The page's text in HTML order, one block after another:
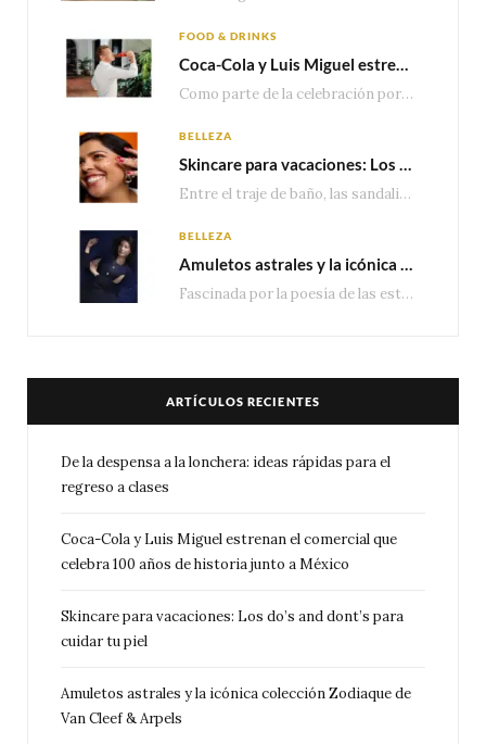
FOOD & DRINKS
Coca-Cola y Luis Miguel estrenan el comercial que celebra 100 años de historia junto a México
Como parte de la celebración por sus primeros 100 años enMéxico, Coca-Cola presenta hoy el…
BELLEZA
Skincare para vacaciones: Los do’s and dont’s para cuidar tu piel
Entre el traje de baño, las sandalias, los lentes de sol y los looks que…
BELLEZA
Amuletos astrales y la icónica colección Zodiaque de Van Cleef & Arpels
Fascinada por la poesía de las estrellas, la Maison Van Cleef & Arpels celebra la llegada de las…
ARTÍCULOS RECIENTES
De la despensa a la lonchera: ideas rápidas para el
regreso a clases
Coca-Cola y Luis Miguel estrenan el comercial que
celebra 100 años de historia junto a México
Skincare para vacaciones: Los do’s and dont’s para
cuidar tu piel
Amuletos astrales y la icónica colección Zodiaque de
Van Cleef & Arpels